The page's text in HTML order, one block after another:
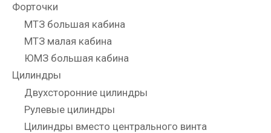
Форточки
МТЗ большая кабина
МТЗ малая кабина
ЮМЗ большая кабина
Цилиндры
Двухсторонние цилиндры
Рулевые цилиндры
Цилиндры вместо центрального винта